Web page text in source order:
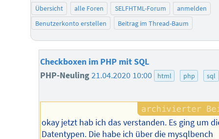
Übersicht alle Foren SELFHTML-Forum
anmelden
Benutzerkonto erstellen
Beitrag im Thread-Baum
Checkboxen im PHP mit SQL
PHP-Neuling21.04.2020 10:00 html php sql
okay jetzt hab ich das verstanden. Es ging um
Datentypen. Die habe ich über die mysqlbench